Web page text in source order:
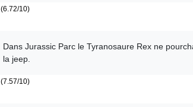
(6.72/10)
Dans Jurassic Parc le Tyranosaure Rex ne
la jeep.
(7.57/10)